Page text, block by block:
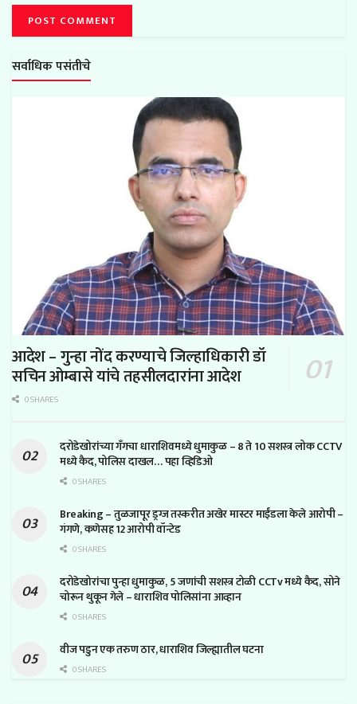
सर्वाधिक पसंतीचे
आदेश – गुन्हा नोंद करण्याचे जिल्हाधिकारी डॉ
सचिन ओम्बासे यांचे तहसीलदारांना आदेश
0 SHARES
दरोडेखोरांच्या गँगचा धाराशिवमध्ये धुमाकुळ – 8 ते 10 सशस्त्र लोक CCTV
मध्ये कैद, पोलिस दाखल… पहा व्हिडिओ
0 SHARES
Breaking – तुळजापूर ड्रग्ज तस्करीत अखेर मास्टर माईंडला केले आरोपी –
गंगणे, कणेसह 12 आरोपी वॉन्टेड
0 SHARES
दरोडेखोरांचा पुन्हा धुमाकुळ, 5 जणांची सशस्त्र टोळी CCTv मध्ये कैद, सोने
चोरून थुकून गेले – धाराशिव पोलिसांना आव्हान
0 SHARES
वीज पडुन एक तरुण ठार, धाराशिव जिल्ह्यातील घटना
0 SHARES